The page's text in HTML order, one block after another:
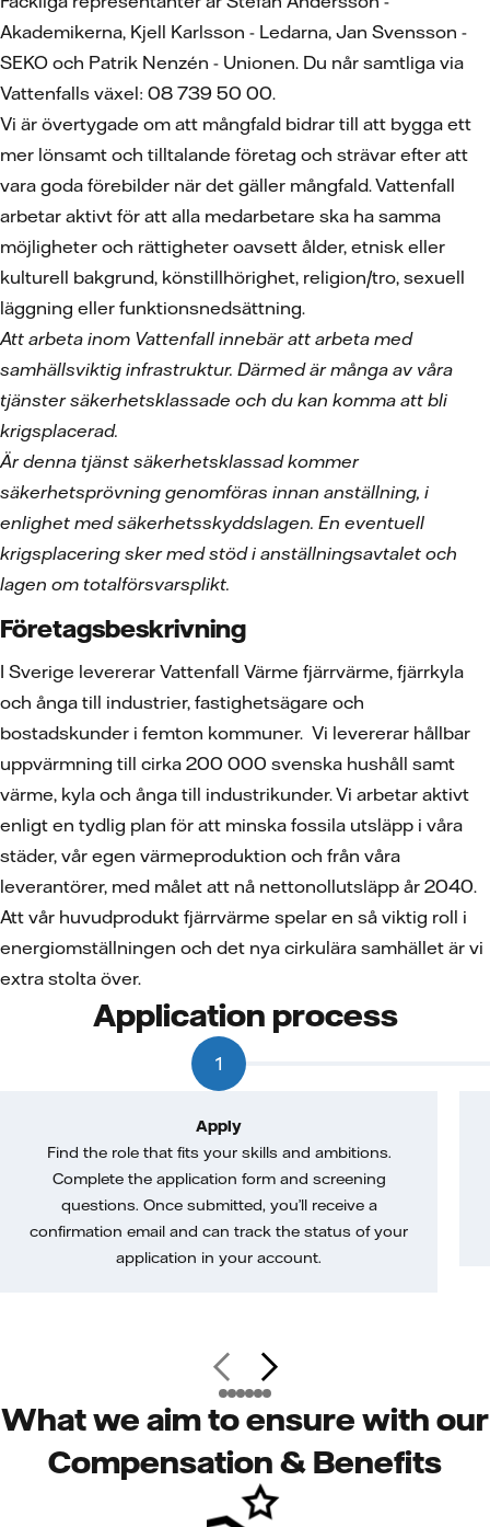
Akademikerna, Kjell Karlsson - Ledarna, Jan Svensson -
SEKO och Patrik Nenzén - Unionen. Du når samtliga via
Vattenfalls växel: 08 739 50 00.
Vi är övertygade om att mångfald bidrar till att bygga ett
mer lönsamt och tilltalande företag och strävar efter att
vara goda förebilder när det gäller mångfald. Vattenfall
arbetar aktivt för att alla medarbetare ska ha samma
möjligheter och rättigheter oavsett ålder, etnisk eller
kulturell bakgrund, könstillhörighet, religion/tro, sexuell
läggning eller funktionsnedsättning.
Att arbeta inom Vattenfall innebär att arbeta med
samhällsviktig infrastruktur. Därmed är många av våra
tjänster säkerhetsklassade och du kan komma att bli
krigsplacerad.
Är denna tjänst säkerhetsklassad kommer
säkerhetsprövning genomföras innan anställning, i
enlighet med säkerhetsskyddslagen. En eventuell
krigsplacering sker med stöd i anställningsavtalet och
lagen om totalförsvarsplikt.
Företagsbeskrivning
I Sverige levererar Vattenfall Värme fjärrvärme, fjärrkyla
och ånga till industrier, fastighetsägare och
bostadskunder i femton kommuner. Vi levererar hållbar
uppvärmning till cirka 200 000 svenska hushåll samt
värme, kyla och ånga till industrikunder. Vi arbetar aktivt
enligt en tydlig plan för att minska fossila utsläpp i våra
städer, vår egen värmeproduktion och från våra
leverantörer, med målet att nå nettonollutsläpp år 2040.
Att vår huvudprodukt fjärrvärme spelar en så viktig roll i
energiomställningen och det nya cirkulära samhället är vi
extra stolta över.
Application process
1
Apply
Find the role that fits your skills and ambitions.
Complete the application form and screening
questions. Once submitted, you’ll receive a
confirmation email and can track the status of your
application in your account.
What we aim to ensure with our
Compensation & Benefits